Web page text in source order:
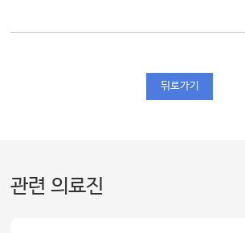
뒤로가기
관련 의료진